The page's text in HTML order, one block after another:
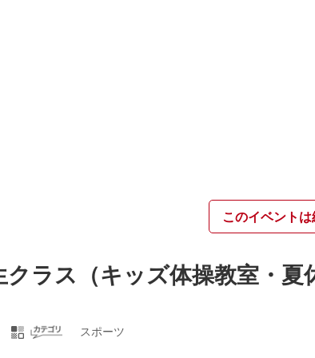
このイベント
クラス（キッズ体操教室・
スポーツ